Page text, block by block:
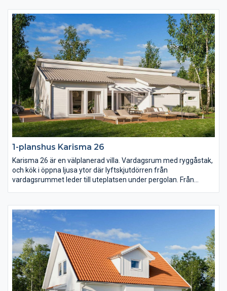
på hela 23 kvm med utgång till den öppna innergården på
trädgårdssidan.
1-planshus Karisma 26
Karisma 26 är en välplanerad villa. Vardagsrum med ryggåstak,
och kök i öppna ljusa ytor där lyftskjutdörren från
vardagsrummet leder till uteplatsen under pergolan. Från
klädvården, en klädvård i generös storlek. Separerat från
gemensamhetsytorna ligger sovrummen och allrum.